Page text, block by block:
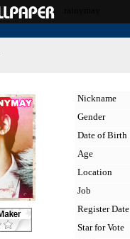
Nickname
Gender
Date of Birth
Age
Location
Job
Register Date
Star for Vote